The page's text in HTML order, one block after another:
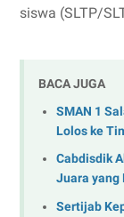
siswa (SLTP/
BACA JUGA
SMAN 1
Lolos ke
Cabdisdik
Juara yang
Sertijab